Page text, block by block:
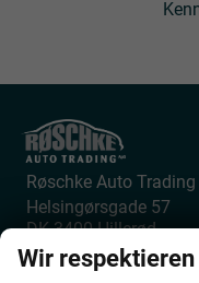
Røschke Auto Trading
Helsingørsgade 57
DK-3400 Hillerød
Phone: 0045 4879
Wir